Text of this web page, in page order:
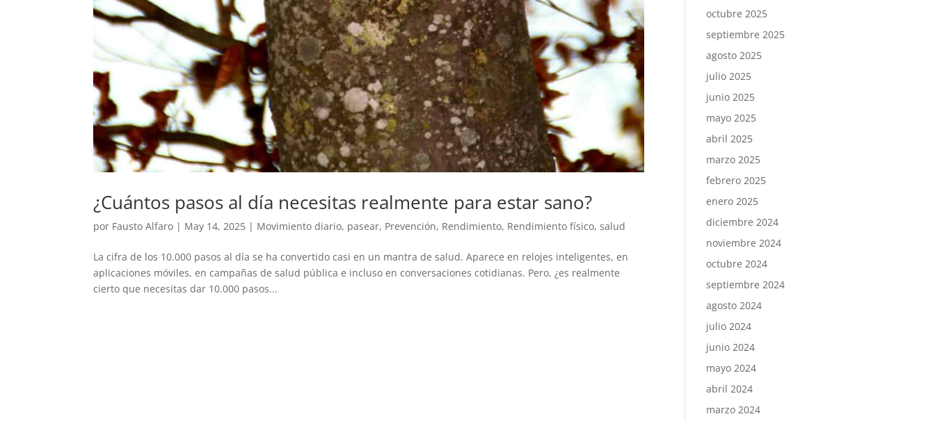
¿Cuántos pasos al día necesitas realmente para estar sano?
por Fausto Alfaro | May 14, 2025 | Movimiento diario, pasear, Prevención, Rendimiento, Rendimiento físico,salud
La cifra de los 10.000 pasos al día se ha convertido casi en un mantra de salud. Aparece en relojes inteligentes, en
aplicaciones móviles, en campañas de salud pública e incluso en conversaciones cotidianas. Pero, ¿es realmente
cierto que necesitas dar 10.000 pasos...
octubre 2025
septiembre 2025
agosto 2025
julio 2025
junio 2025
mayo 2025
abril 2025
marzo 2025
febrero 2025
enero 2025
diciembre 2024
noviembre 2024
octubre 2024
septiembre 2024
agosto 2024
julio 2024
junio 2024
mayo 2024
abril 2024
marzo 2024